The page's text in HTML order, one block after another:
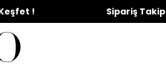
Başladı ! Sipariş Takip